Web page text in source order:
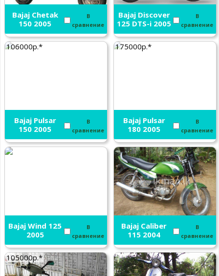
Bajaj Chetak
150 2005
В
сравнение
Bajaj Discover
125 DTS-i 2005
В
сравнение
106000р.*
Bajaj Pulsar
150 2005
В
сравнение
175000р.*
Bajaj Pulsar
180 2005
В
сравнение
Bajaj Wind 125
2005
В
сравнение
Bajaj Caliber
115 2004
В
сравнение
105000р.*